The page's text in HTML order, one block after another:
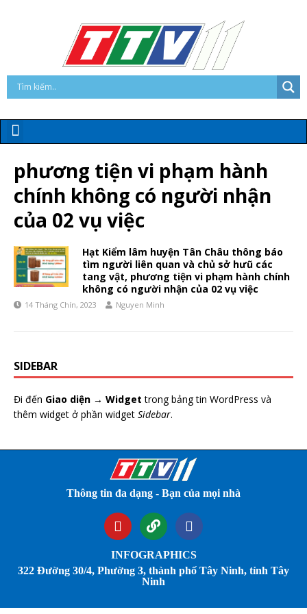
phương tiện vi phạm hành
chính không có người nhận
của 02 vụ việc
Hạt Kiểm lâm huyện Tân Châu thông báo
tìm người liên quan và chủ sở hưũ các
tang vật, phương tiện vi phạm hành chính
không có người nhận của 02 vụ việc
14 Tháng Chín, 2023 Nguyen Minh
SIDEBAR
Đi đến Giao diện → Widget trong bảng tin WordPress và
thêm widget ở phần widget Sidebar.
Thông tin đa dạng - Bạn của mọi nhà
INFOGRAPHICS
322 Đường 30/4, Phường 3, thành phố Tây Ninh, tỉnh Tây
Ninh